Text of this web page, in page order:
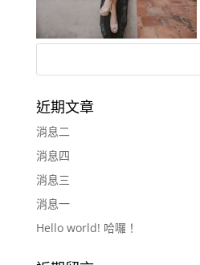
近期文章
消息二
消息四
消息三
消息一
Hello world! 哈囉！